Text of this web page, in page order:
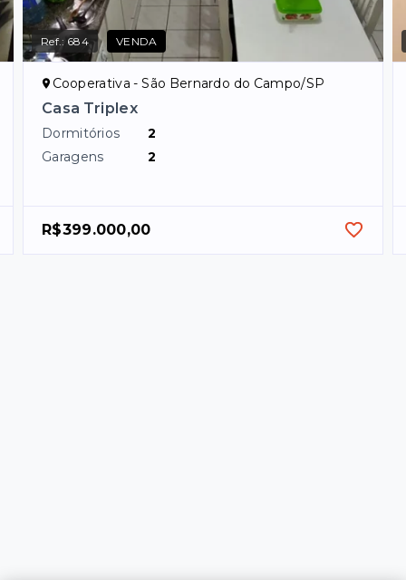
Ref.: 684 VENDA
Cooperativa - São Bernardo do Campo/SP
Casa Triplex
Dormitórios
2
Garagens
2
R$399.000,00